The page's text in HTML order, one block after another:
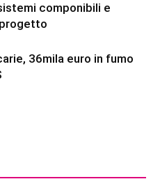
componibili e
36mila euro in fumo